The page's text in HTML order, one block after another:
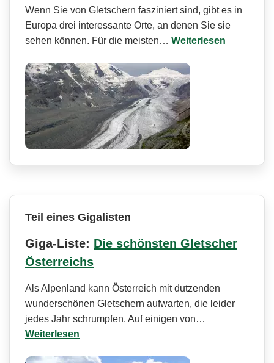
Wenn Sie von Gletschern fasziniert sind, gibt es in
Europa drei interessante Orte, an denen Sie sie
sehen können. Für die meisten… Weiterlesen
Teil eines Gigalisten
Giga-Liste: Die schönsten Gletscher
Österreichs
Als Alpenland kann Österreich mit dutzenden
wunderschönen Gletschern aufwarten, die leider
jedes Jahr schrumpfen. Auf einigen von…
Weiterlesen